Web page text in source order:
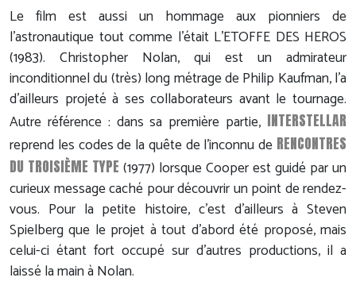
Le film est aussi un hommage aux pionniers de
l'astronautique tout comme l'était L'ETOFFE DES HEROS
(1983). Christopher Nolan, qui est un admirateur
inconditionnel du (très) long métrage de Philip Kaufman, l'a
d'ailleurs projeté à ses collaborateurs avant le tournage.
Autre référence : dans sa première partie, INTERSTELLAR
reprend les codes de la quête de l'inconnu de RENCONTRES
DU TROISIÈME TYPE (1977) lorsque Cooper est guidé par un
curieux message caché pour découvrir un point de rendez-
vous. Pour la petite histoire, c'est d'ailleurs à Steven
Spielberg que le projet à tout d'abord été proposé, mais
celui-ci étant fort occupé sur d'autres productions, il a
laissé la main à Nolan.